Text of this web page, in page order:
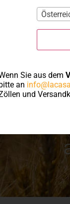
Sie aus dem
an
und